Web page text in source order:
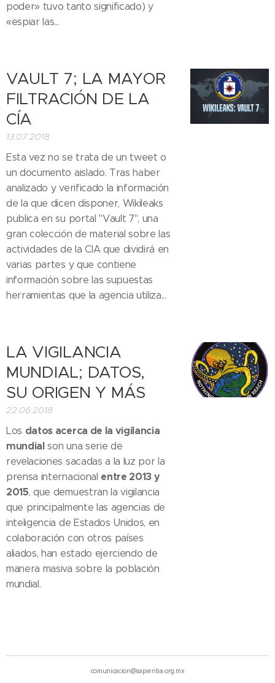
poder» tuvo tanto significado) y
«espiar las...
VAULT 7; LA MAYOR
FILTRACIÓN DE LA
CÍA
13.07.2018
Esta vez no se trata de un tweet o
un documento aislado. Tras haber
analizado y verificado la información
de la que dicen disponer, Wikileaks
publica en su portal "Vault 7", una
gran colección de material sobre las
actividades de la CIA que dividirá en
varias partes y que contiene
información sobre las supuestas
herramientas que la agencia utiliza...
LA VIGILANCIA
MUNDIAL; DATOS,
SU ORIGEN Y MÁS
22.06.2018
Los datos acerca de la vigilancia
mundialson una serie de
revelaciones sacadas a la luz por la
prensa internacional entre 2013 y
2015, que demuestran la vigilancia
que principalmente las agencias de
inteligencia de Estados Unidos, en
colaboración con otros países
aliados, han estado ejerciendo de
manera masiva sobre la población
mundial.
comunicacion@sapientia.org.mx